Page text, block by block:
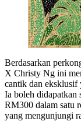
Berdasarkan
X Christy Ng ini
cantik dan eksklusif
Ia boleh didapatkan
RM300 dalam satu
yang mengunjungi